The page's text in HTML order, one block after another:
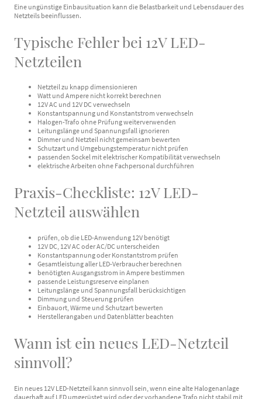
Eine ungünstige Einbausituation kann die Belastbarkeit und Lebensdauer des
Netzteils beeinflussen.
Typische Fehler bei 12V LED-
Netzteilen
Netzteil zu knapp dimensionieren
Watt und Ampere nicht korrekt berechnen
12V AC und 12V DC verwechseln
Konstantspannung und Konstantstrom verwechseln
Halogen-Trafo ohne Prüfung weiterverwenden
Leitungslänge und Spannungsfall ignorieren
Dimmer und Netzteil nicht gemeinsam bewerten
Schutzart und Umgebungstemperatur nicht prüfen
passenden Sockel mit elektrischer Kompatibilität verwechseln
elektrische Arbeiten ohne Fachpersonal durchführen
Praxis-Checkliste: 12V LED-
Netzteil auswählen
prüfen, ob die LED-Anwendung 12V benötigt
12V DC, 12V AC oder AC/DC unterscheiden
Konstantspannung oder Konstantstrom prüfen
Gesamtleistung aller LED-Verbraucher berechnen
benötigten Ausgangsstrom in Ampere bestimmen
passende Leistungsreserve einplanen
Leitungslänge und Spannungsfall berücksichtigen
Dimmung und Steuerung prüfen
Einbauort, Wärme und Schutzart bewerten
Herstellerangaben und Datenblätter beachten
Wann ist ein neues LED-Netzteil
sinnvoll?
Ein neues 12V LED-Netzteil kann sinnvoll sein, wenn eine alte Halogenanlage
dauerhaft auf LED umgerüstet wird oder der vorhandene Trafo nicht stabil mit